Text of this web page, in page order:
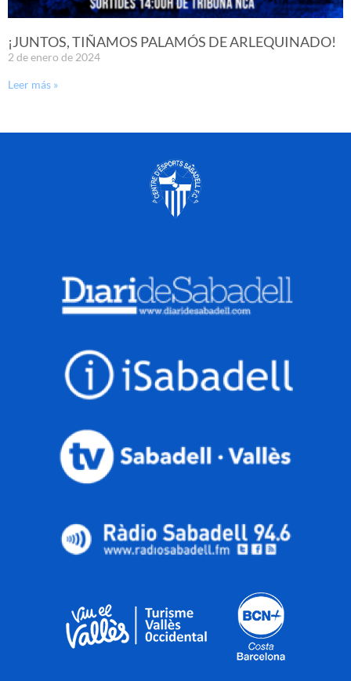
¡JUNTOS, TIÑAMOS PALAMÓS DE ARLEQUINADO!
2 de enero de 2024
Leer más »